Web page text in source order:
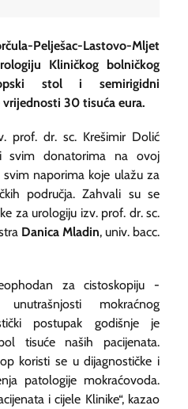
Pelješac-Lastovo-Mljet
Kliničkog bolničkog
stol i semirigidni
30 tisuća eura.
prof. dr. sc. Krešimir Dolić
svim donatorima na ovoj
naporima koje ulažu za
područja. Zahvali su se
za urologiju izv. prof. dr. sc.
Danica Mladin, univ. bacc.
za cistoskopiju -
unutrašnjosti mokraćnog
postupak godišnje je
tisuće naših pacijenata.
koristi se u dijagnostičke i
patologije mokraćovoda.
i cijele Klinike“, kazao